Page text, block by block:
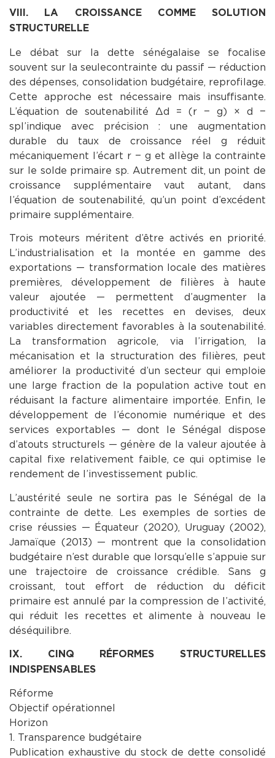
VIII. LA CROISSANCE COMME SOLUTION
STRUCTURELLE
Le débat sur la dette sénégalaise se focalise
souvent sur la seulecontrainte du passif — réduction
des dépenses, consolidation budgétaire, reprofilage.
Cette approche est nécessaire mais insuffisante.
L’équation de soutenabilité Δd = (r − g) × d −
spl’indique avec précision : une augmentation
durable du taux de croissance réel g réduit
mécaniquement l’écart r − g et allège la contrainte
sur le solde primaire sp. Autrement dit, un point de
croissance supplémentaire vaut autant, dans
l’équation de soutenabilité, qu’un point d’excédent
primaire supplémentaire.
Trois moteurs méritent d’être activés en priorité.
L’industrialisation et la montée en gamme des
exportations — transformation locale des matières
premières, développement de filières à haute
valeur ajoutée — permettent d’augmenter la
productivité et les recettes en devises, deux
variables directement favorables à la soutenabilité.
La transformation agricole, via l’irrigation, la
mécanisation et la structuration des filières, peut
améliorer la productivité d’un secteur qui emploie
une large fraction de la population active tout en
réduisant la facture alimentaire importée. Enfin, le
développement de l’économie numérique et des
services exportables — dont le Sénégal dispose
d’atouts structurels — génère de la valeur ajoutée à
capital fixe relativement faible, ce qui optimise le
rendement de l’investissement public.
L’austérité seule ne sortira pas le Sénégal de la
contrainte de dette. Les exemples de sorties de
crise réussies — Équateur (2020), Uruguay (2002),
Jamaïque (2013) — montrent que la consolidation
budgétaire n’est durable que lorsqu’elle s’appuie sur
une trajectoire de croissance crédible. Sans g
croissant, tout effort de réduction du déficit
primaire est annulé par la compression de l’activité,
qui réduit les recettes et alimente à nouveau le
déséquilibre.
IX. CINQ RÉFORMES STRUCTURELLES
INDISPENSABLES
Réforme
Objectif opérationnel
Horizon
1. Transparence budgétaire
Publication exhaustive du stock de dette consolidé